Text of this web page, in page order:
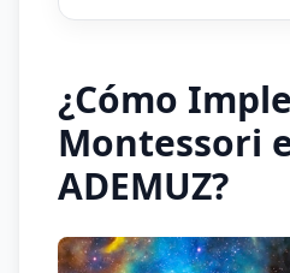
¿Cómo
Montessori
ADEMUZ?